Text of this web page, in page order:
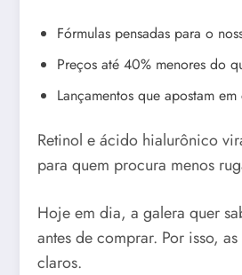
Fórmulas pensadas para o
Preços até 40% menores do
Lançamentos que apostam
Retinol e ácido hialurônico
para quem procura menos
Hoje em dia, a galera quer
antes de comprar. Por isso,
claros.